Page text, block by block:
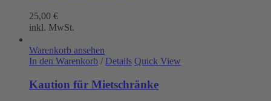
25,00 €
inkl. MwSt.
Warenkorb ansehen
In den Warenkorb / Details Quick View
Kaution für Mietschränke